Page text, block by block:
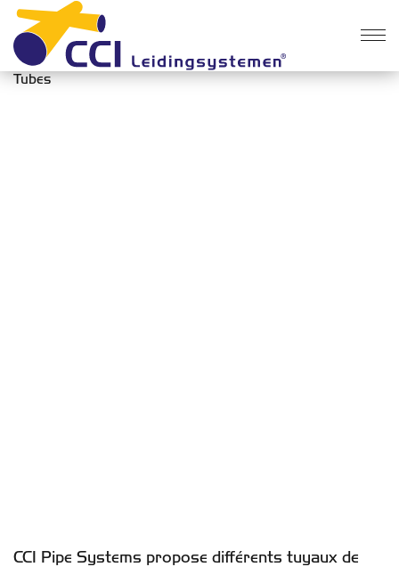
Des produits >
Tubes
CCI Pipe Systems propose différents tuyaux de